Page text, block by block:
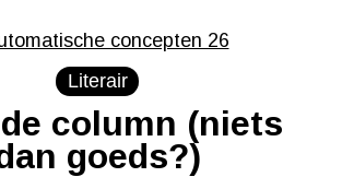
Literair
column (niets
goeds?)